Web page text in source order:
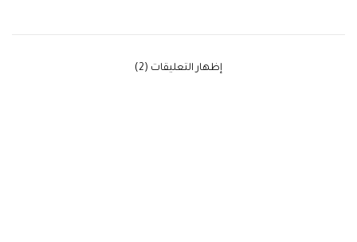
‫إظهار التعليقات (2)